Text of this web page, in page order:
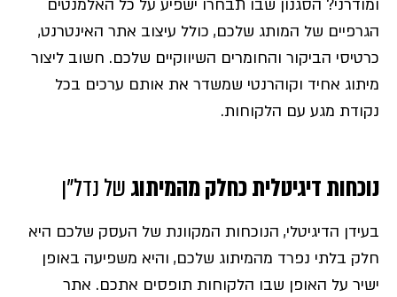
ומודרני? הסגנון שבו תבחרו ישפיע על כל האלמנטים
הגרפיים של המותג שלכם, כולל עיצוב אתר האינטרנט,
כרטיסי הביקור והחומרים השיווקיים שלכם. חשוב ליצור
מיתוג אחיד וקוהרנטי שמשדר את אותם ערכים בכל
נקודת מגע עם הלקוחות.
נוכחות דיגיטלית כחלק מהמיתוגשל נדל"ן
בעידן הדיגיטלי, הנוכחות המקוונת של העסק שלכם היא
חלק בלתי נפרד מהמיתוג שלכם, והיא משפיעה באופן
ישיר על האופן שבו הלקוחות תופסים אתכם. אתר